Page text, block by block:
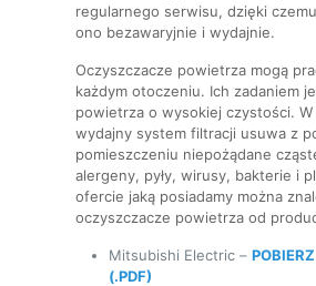
regularnego serwisu, dzięki
ono bezawaryjnie i wydajnie.
Oczyszczacze powietrza mogą
każdym otoczeniu. Ich zadaniem
powietrza o wysokiej czystości. W
wydajny system filtracji usuwa z
pomieszczeniu niepożądane
alergeny, pyły, wirusy, bakterie i
ofercie jaką posiadamy można
oczyszczacze powietrza od
Mitsubishi Electric –
(.PDF)